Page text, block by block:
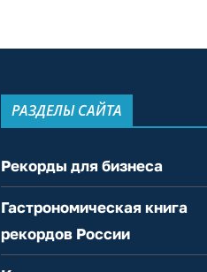
РАЗДЕЛЫ САЙТА
Рекорды для бизнеса
Гастрономическая книга
рекордов России